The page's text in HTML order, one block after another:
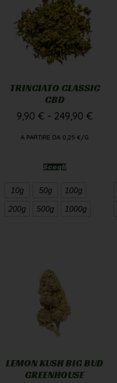
TRINCIATO CLASSIC
CBD
9,90 € - 249,90 €
A PARTIRE DA 0,25 €/G
Scegli
10g 50g 100g
200g 500g 1000g
LEMON KUSH BIG BUD
GREENHOUSE